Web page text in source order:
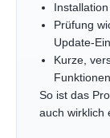
Prüfung
Update-
Kurze,
Funktionen
So ist das
auch wirklich